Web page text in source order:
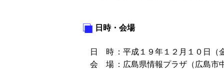
日時・会場
日 時 ： 平成１９年１２月１０日
会 場 ： 広島県情報プラザ（広島市